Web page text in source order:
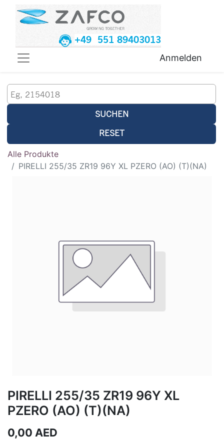
+49 551 89403013
Anmelden
SUCHEN
RESET
Alle Produkte
PIRELLI 255/35 ZR19 96Y XL PZERO (AO) (T)(NA)
PIRELLI 255/35 ZR19 96Y XL
PZERO (AO) (T)(NA)
0,00 AED